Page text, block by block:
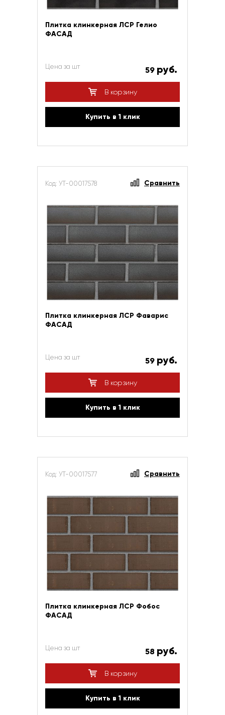
Плитка клинкерная ЛСР Гелио
ФАСАД
Цена за шт 59 руб.
В корзину
Купить в 1 клик
Код: УТ-00017578 Сравнить
Плитка клинкерная ЛСР Фаварис
ФАСАД
Цена за шт 59 руб.
В корзину
Купить в 1 клик
Код: УТ-00017577 Сравнить
Плитка клинкерная ЛСР Фобос
ФАСАД
Цена за шт 58 руб.
В корзину
Купить в 1 клик